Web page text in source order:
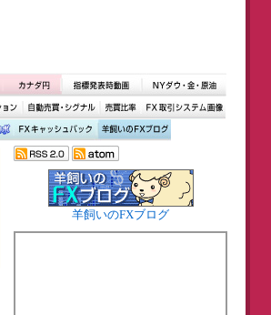
羊飼いのFXブログ